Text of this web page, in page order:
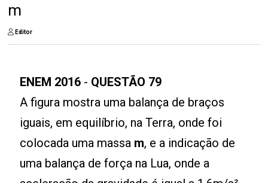
m
Editor
ENEM 2016 - QUESTÃO 79
A figura mostra uma balança de braços
iguais, em equilíbrio, na Terra, onde foi
colocada uma massa m, e a indicação de
uma balança de força na Lua, onde a